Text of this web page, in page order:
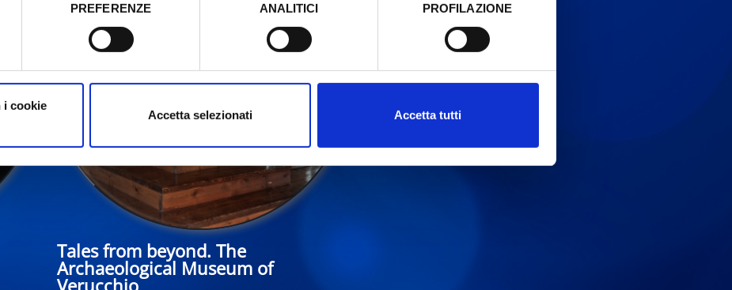
PREFERENZE ANALITICI PROFILAZIONE
i cookie
Accetta selezionati Accetta tutti
Tales from beyond. The
Archaeological Museum of